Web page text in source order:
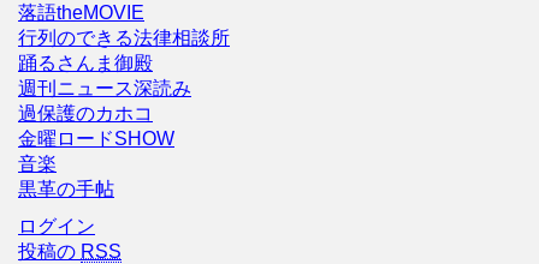
落語theMOVIE
行列のできる法律相談所
踊るさんま御殿
週刊ニュース深読み
過保護のカホコ
金曜ロードSHOW
音楽
黒革の手帖
ログイン
投稿の RSS